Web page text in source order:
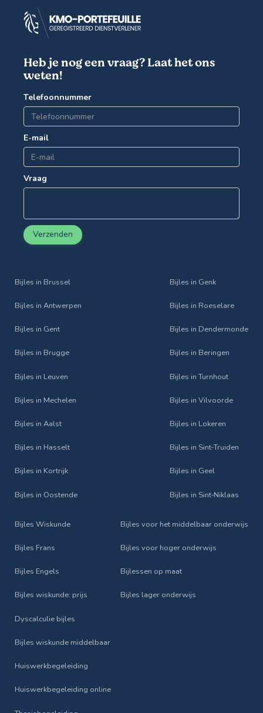
Heb je nog een vraag? Laat het ons
weten!
Telefoonnummer
E-mail
Vraag
Verzenden
Bijles in Brussel
Bijles in Antwerpen
Bijles in Gent
Bijles in Brugge
Bijles in Leuven
Bijles in Mechelen
Bijles in Aalst
Bijles in Hasselt
Bijles in Kortrijk
Bijles in Oostende
Bijles in Genk
Bijles in Roeselare
Bijles in Dendermonde
Bijles in Beringen
Bijles in Turnhout
Bijles in Vilvoorde
Bijles in Lokeren
Bijles in Sint‑Truiden
Bijles in Geel
Bijles in Sint‑Niklaas
Bijles Wiskunde
Bijles Frans
Bijles Engels
Bijles wiskunde: prijs
Dyscalculie bijles
Bijles wiskunde middelbaar
Huiswerkbegeleiding
Huiswerkbegeleiding online
Bijles voor het middelbaar onderwijs
Bijles voor hoger onderwijs
Bijlessen op maat
Bijles lager onderwijs